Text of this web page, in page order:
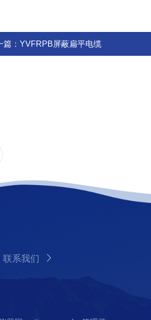
篇： YVFRPB屏蔽扁平电缆
联系我们